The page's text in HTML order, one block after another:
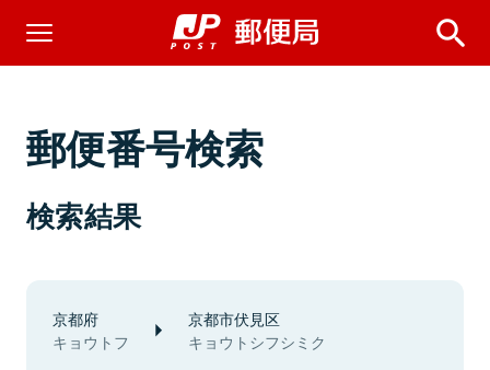
郵便番号検索
検索結果
京都府
キョウトフ
京都市伏見区
キョウトシフシミク